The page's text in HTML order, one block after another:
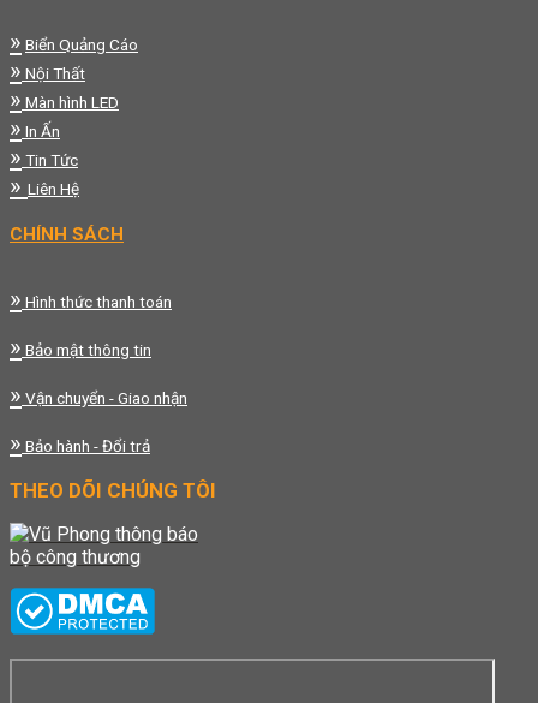
» Biển Quảng Cáo
» Nội Thất
» Màn hình LED
» In Ấn
» Tin Tức
» Liên Hệ
CHÍNH SÁCH
» Hình thức thanh toán
» Bảo mật thông tin
» Vận chuyển - Giao nhận
» Bảo hành - Đổi trả
THEO DÕI CHÚNG TÔI